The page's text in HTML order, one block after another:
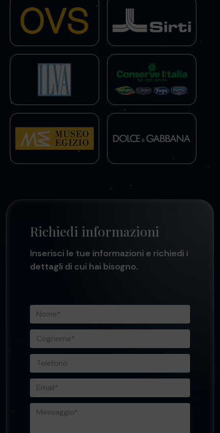
Richiedi informazioni
Inserisci le tue informazioni e richiedi i
dettagli di cui hai bisogno.